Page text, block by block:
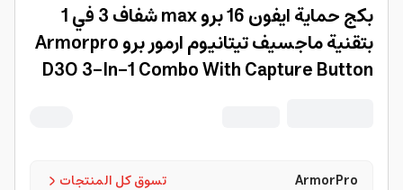
بكج حماية ايفون 16 برو max شفاف 3 في 1
بتقنية ماجسيف تيتانيوم ارمور برو Armorpro
D3O 3-In-1 Combo With Capture Button
تسوق كل المنتجات ArmorPro